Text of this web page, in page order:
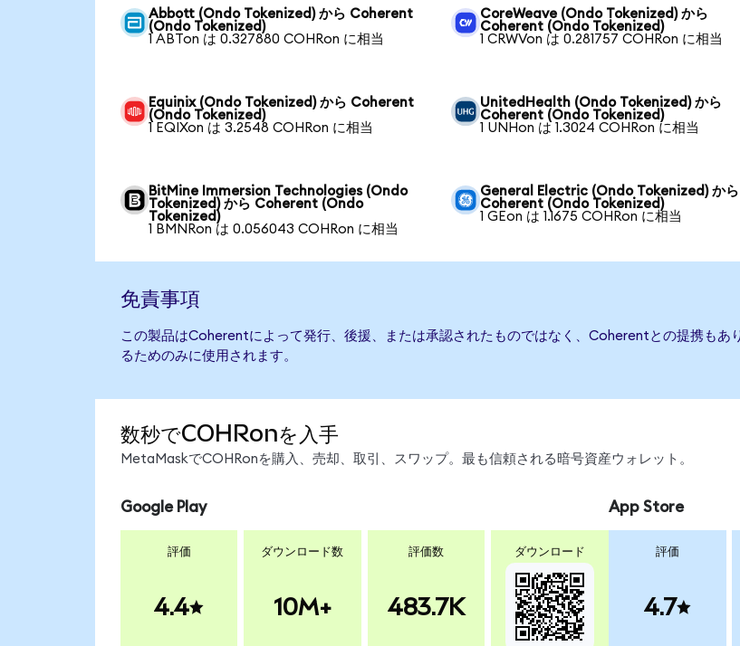
Abbott (Ondo Tokenized) から Coherent
(Ondo Tokenized)
1 ABTon は 0.327880 COHRon に相当
CoreWeave (Ondo Tokenized) から
Coherent (Ondo Tokenized)
1 CRWVon は 0.281757 COHRon に相当
Equinix (Ondo Tokenized) から Coherent
(Ondo Tokenized)
1 EQIXon は 3.2548 COHRon に相当
UnitedHealth (Ondo Tokenized) から
Coherent (Ondo Tokenized)
1 UNHon は 1.3024 COHRon に相当
BitMine Immersion Technologies (Ondo
Tokenized) から Coherent (Ondo
Tokenized)
1 BMNRon は 0.056043 COHRon に相当
General Electric (Ondo Tokenized) から
Coherent (Ondo Tokenized)
1 GEon は 1.1675 COHRon に相当
免責事項
この製品はCoherentによって発行、後援、または承認されたものではなく、Coherentとの提携もあ
るためのみに使用されます。
数秒でCOHRonを入手
MetaMaskでCOHRonを購入、売却、取引、スワップ。最も信頼される暗号資産ウォレット。
Google Play
評価
4.4
ダウンロード数
10M+
評価数
483.7K
ダウンロード
App Store
評価
4.7